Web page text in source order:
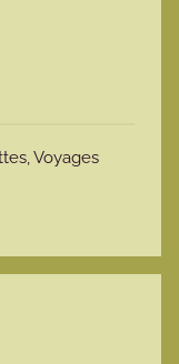
,Voyages